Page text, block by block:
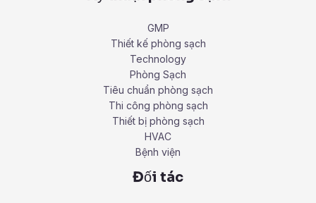
GMP
Thiết kế phòng sạch
Technology
Phòng Sạch
Tiêu chuẩn phòng sạch
Thi công phòng sạch
Thiết bị phòng sạch
HVAC
Bệnh viện
Đối tác